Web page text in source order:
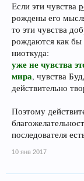
Если эти чувства
рождены его
то эти чувства
рождаются как бы
ниоткуда:
уже не чувства
мира, чувства
действительно
Поэтому
последователя
10 янв 2017